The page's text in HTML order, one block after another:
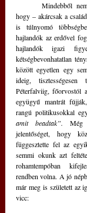
hogy – akárcsak a
is túlnyomó
hajlandók az erdővel
hajlandók igazi
kétségbevonhatatlan
között egyetlen egy
ideig, tisztességesen
Péterfalviig, főorvostól
együgyű mantrát
rangú politikusokkal
amit beadtak”. Még
jelentőséget, hogy
függesztette fel az
semmi okunk azt
rohamtempóban
rendben volna. A jó
már meg is született az
vicc: